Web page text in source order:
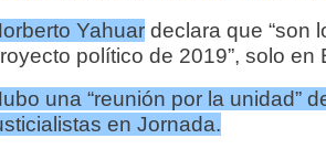
Yahuardeclara que “son
político de 2019”, solo en
una “reunión por la unidad”
en Jornada.